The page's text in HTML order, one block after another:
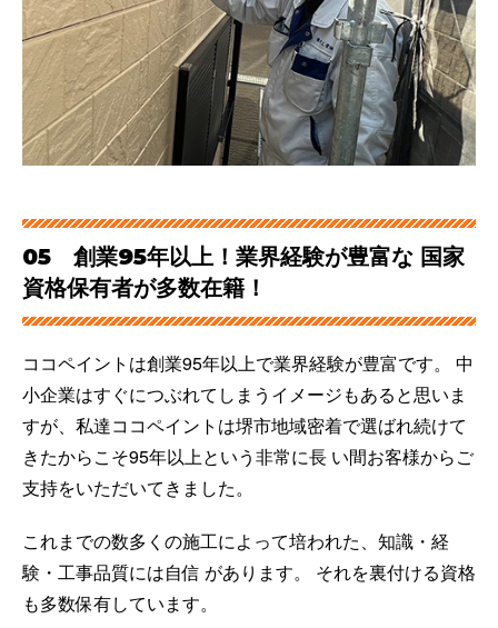
初めての方へ
会社案内
05 創業95年以上！業界経験が豊富な 国家
資格保有者が多数在籍！
ココペイントは創業95年以上で業界経験が豊富です。 中
小企業はすぐにつぶれてしまうイメージもあると思いま
すが、私達ココペイントは堺市地域密着で選ばれ続けて
きたからこそ95年以上という非常に長 い間お客様からご
支持をいただいてきました。
これまでの数多くの施工によって培われた、知識・経
験・工事品質には自信 があります。 それを裏付ける資格
も多数保有しています。